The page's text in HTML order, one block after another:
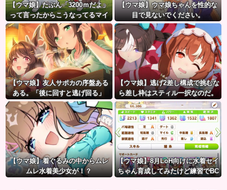
【ウマ娘】たぶん「3200ｍだよ」
って言ったからこうなってるマイ
ル犬
【ウマ娘】ウマ娘ちゃんを性的な
目で見ないでください。
【ウマ娘】友人サポカの序盤ある
ある。「後に回すと逃げ回る」
【ウマ娘】逃げ2差し構成で挑むな
ら差し枠はスティル一択なのだ。
【ウマ娘】着ぐるみの中からムレ
ムレ水着美少女が！？
【ウマ娘】8月LoH向けに水着セイ
ちゃん育成してみたけど練習でBC